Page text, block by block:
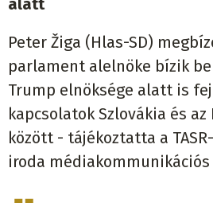
alatt
Peter Žiga (Hlas-SD)
parlament alelnöke bízik
Trump elnöksége alatt is
kapcsolatok Szlovákia és
között - tájékoztatta a
iroda médiakommunikációs